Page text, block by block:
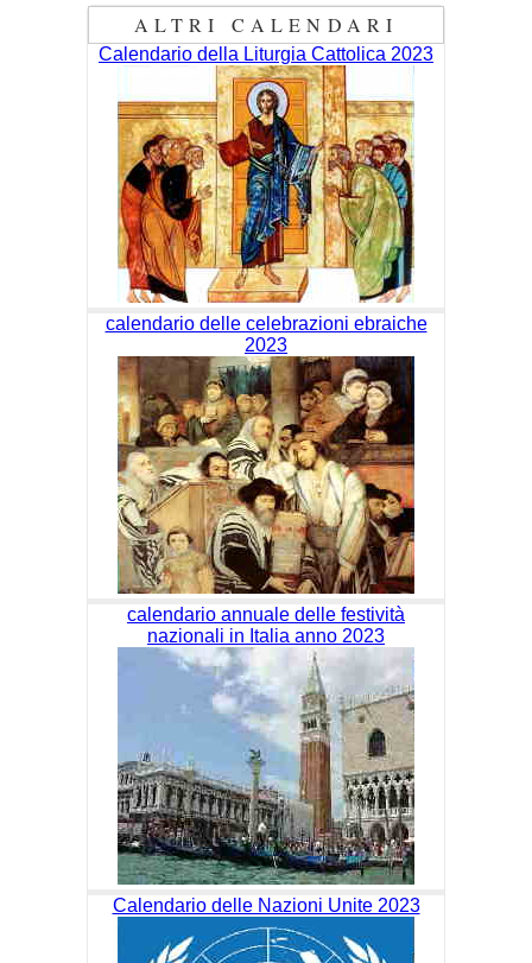
ALTRI CALENDARI
Calendario della Liturgia Cattolica 2023
calendario delle celebrazioni ebraiche
2023
calendario annuale delle festività
nazionali in Italia anno 2023
Calendario delle Nazioni Unite 2023